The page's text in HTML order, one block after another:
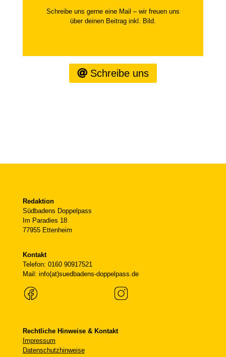
Schreibe uns gerne eine Mail – wir freuen uns
über deinen Beitrag inkl. Bild.
Schreibe uns
Redaktion
Südbadens Doppelpass
Im Paradies 18
77955 Ettenheim
Kontakt
Telefon: 0160 90917521
Mail: info(at)suedbadens-doppelpass.de
Rechtliche Hinweise & Kontakt
Impressum
Datenschutzhinweise